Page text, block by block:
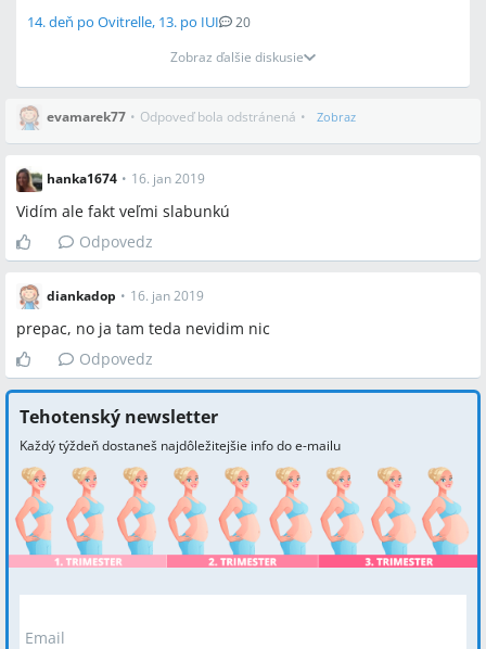
14. deň po Ovitrelle, 13. po IUI
20
Zobraz ďalšie diskusie
evamarek77 • Odpoveď bola odstránená • Zobraz
hanka1674 • 16. jan 2019
Vidím ale fakt veľmi slabunkú
Odpovedz
diankadop • 16. jan 2019
prepac, no ja tam teda nevidim nic
Odpovedz
Tehotenský newsletter
Každý týždeň dostaneš najdôležitejšie info do e-mailu
Email